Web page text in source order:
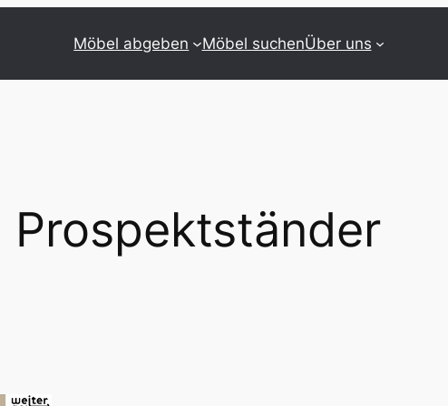
Möbel abgeben Möbel suchenÜber uns
Prospektständer